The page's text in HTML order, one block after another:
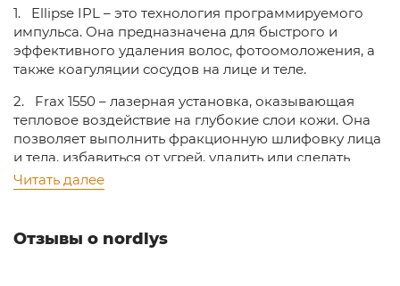
1. Ellipse IPL – это технология программируемого
импульса. Она предназначена для быстрого и
эффективного удаления волос, фотоомоложения, а
также коагуляции сосудов на лице и теле.
2. Frax 1550 – лазерная установка, оказывающая
тепловое воздействие на глубокие слои кожи. Она
позволяет выполнить фракционную шлифовку лица
и тела, избавиться от угрей, удалить или сделать
менее заметными рубцы и шрамы.
качестве активной среды способен вылечить
Читать далее
Отзывы о nordlys